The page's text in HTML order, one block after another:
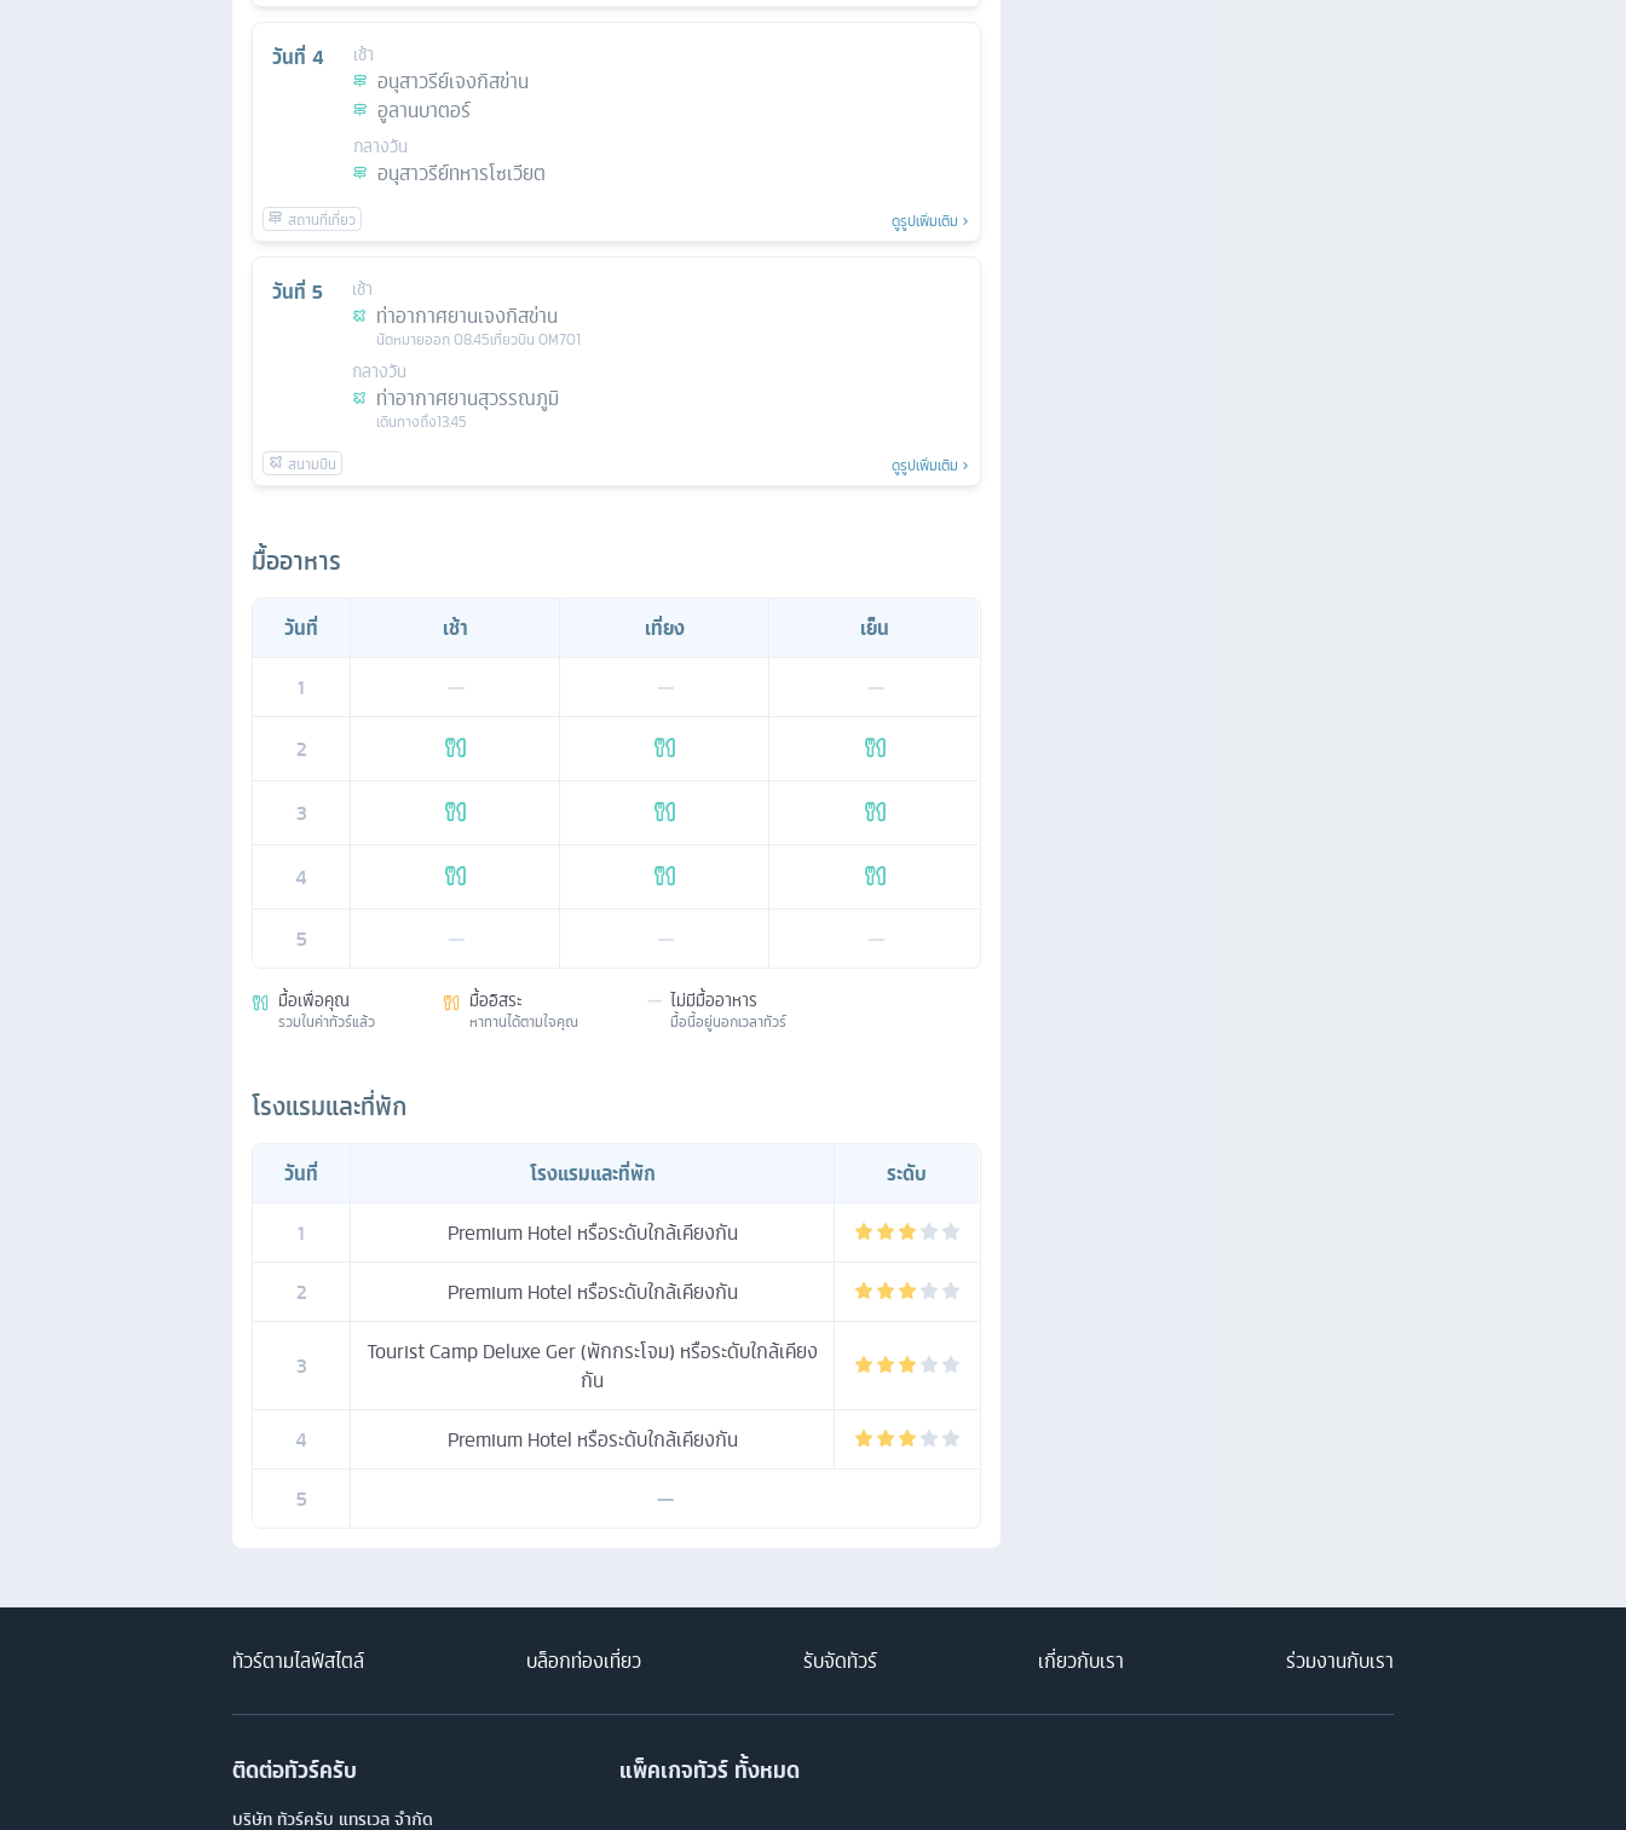
วันที่ 4 เช้า
อนุสาวรีย์เจงกิสข่าน
อูลานบาตอร์
กลางวัน
อนุสาวรีย์ทหารโซเวียต
ดูรูปเพิ่มเติม
วันที่ 5 เช้า
ท่าอากาศยานเจงกิสข่าน
นัดหมายออก08.45เที่ยวบิน OM701
กลางวัน
ท่าอากาศยานสุวรรณภูมิ
เดินทางถึง13.45
ดูรูปเพิ่มเติม
มื้ออาหาร
วันที่ เช้า เที่ยง
เย็น
1
— —
—
2
3
4
5
— — —
มื้อเพื่อคุณ
รวมในค่าทัวร์แล้ว
มื้ออิสระ
หาทานได้ตามใจคุณ
— ไม่มีมื้ออาหาร
มื้อนี้อยู่นอกเวลาทัวร์
โรงแรมและที่พัก
วันที่ โรงแรมและที่พัก
ระดับ
1
Premium Hotel หรือระดับใกล้เคียงกัน
2
Premium Hotel หรือระดับใกล้เคียงกัน
3
Tourist Camp Deluxe Ger (พักกระโจม) หรือระดับใกล้เคียง
กัน
4
Premium Hotel หรือระดับใกล้เคียงกัน
5
—
ทัวร์ตามไลฟ์สไตล์ บล็อกท่องเที่ยว รับจัดทัวร์ เกี่ยวกับเรา ร่วมงานกับเรา
ติดต่อทัวร์ครับ
บริษัท ทัวร์ครับ แทรเวล จำกัด
แพ็คเกจทัวร์ ทั้งหมด